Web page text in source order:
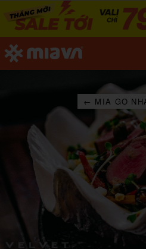
← MIA GO